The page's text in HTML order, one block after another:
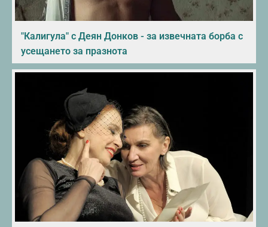
"Калигула" с Деян Донков - за извечната борба с
усещането за празнота